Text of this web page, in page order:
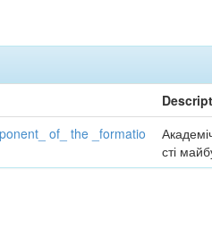
of_ the _formatio
сті